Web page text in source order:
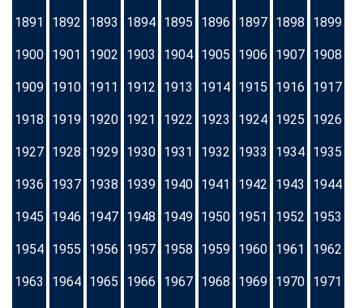
1891 1892 1893 1894 1895 1896 1897 1898 1899
1900 1901 1902 1903 1904 1905 1906 1907 1908
1909 1910 1911 1912 1913 1914 1915 1916 1917
1918 1919 1920 1921 1922 1923 1924 1925 1926
1927 1928 1929 1930 1931 1932 1933 1934 1935
1936 1937 1938 1939 1940 1941 1942 1943 1944
1945 1946 1947 1948 1949 1950 1951 1952 1953
1954 1955 1956 1957 1958 1959 1960 1961 1962
1963 1964 1965 1966 1967 1968 1969 1970 1971